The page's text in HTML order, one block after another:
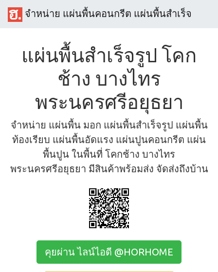
จำหน่าย แผ่นพื้นคอนกรีต แผ่นพื้นสำเร็จ
แผ่นพื้นสำเร็จรูป โคก
ช้าง บางไทร
พระนครศรีอยุธยา
จำหน่าย แผ่นพื้น มอก แผ่นพื้นสำเร็จรูป แผ่นพื้น
ท้องเรียบ แผ่นพื้นอัดแรง แผ่นปูนคอนกรีต แผ่น
พื้นปูน ในพื้นที่ โคกช้าง บางไทร
พระนครศรีอยุธยา มีสินค้าพร้อมส่ง จัดส่งถึงบ้าน
คุยผ่าน ไลน์ไอดี @HORHOME